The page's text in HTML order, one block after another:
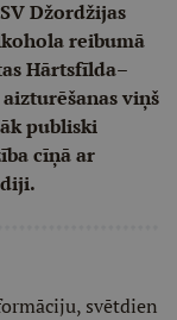
Džordžijas
reibumā
Hārtsfīlda–
viņš
publiski
cīņā ar
svētdien